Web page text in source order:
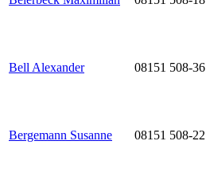
Bell Alexander 08151 508-36
Bergemann Susanne 08151 508-22